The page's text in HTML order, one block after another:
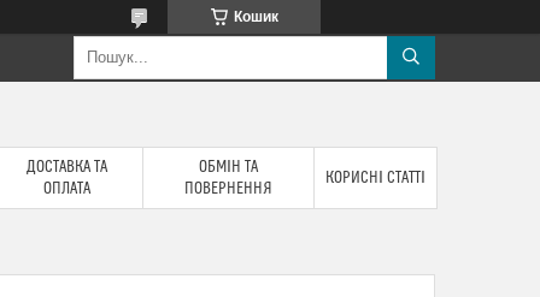
Кошик
ДОСТАВКА ТА
ОПЛАТА
ОБМІН ТА
ПОВЕРНЕННЯ
КОРИСНІ СТАТТІ